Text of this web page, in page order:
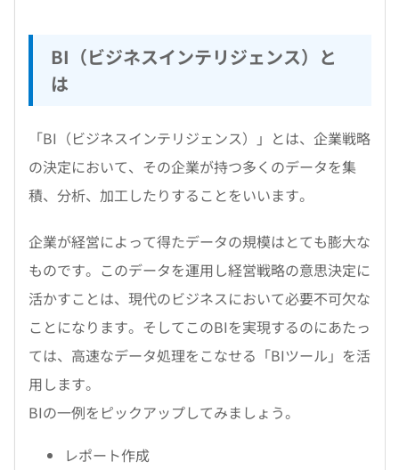
BI（ビジネスインテリジェンス）と
は
「BI（ビジネスインテリジェンス）」とは、企業戦略
の決定において、その企業が持つ多くのデータを集
積、分析、加工したりすることをいいます。
企業が経営によって得たデータの規模はとても膨大な
ものです。このデータを運用し経営戦略の意思決定に
活かすことは、現代のビジネスにおいて必要不可欠な
ことになります。そしてこのBIを実現するのにあたっ
ては、高速なデータ処理をこなせる「BIツール」を活
用します。
BIの一例をピックアップしてみましょう。
レポート作成